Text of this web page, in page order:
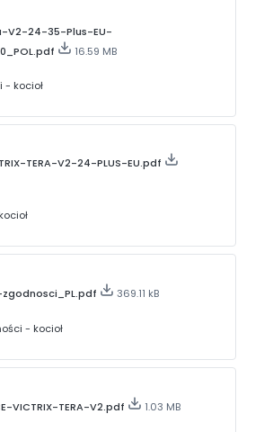
V2-24-35-Plus-EU-
16.59 MB
- kocioł
TERA-V2-24-PLUS-EU.pdf
369.11 kB
- kocioł
VICTRIX-TERA-V2.pdf 1.03 MB